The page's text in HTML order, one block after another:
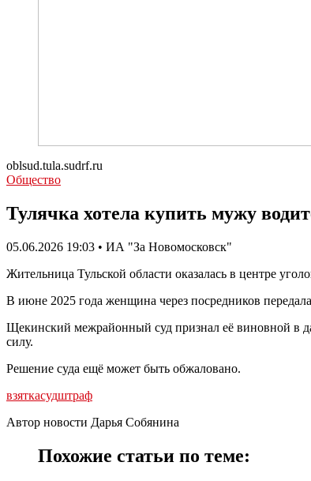
oblsud.tula.sudrf.ru
Общество
Тулячка хотела купить мужу
05.06.2026 19:03 • ИА "За Новомосковск"
Жительница Тульской области оказалась в центре
В июне 2025 года женщина через посредников
Щекинский межрайонный суд признал её виновной в
силу.
Решение суда ещё может быть обжаловано.
взяткасудштраф
Автор новости Дарья Собянина
Похожие статьи по теме: